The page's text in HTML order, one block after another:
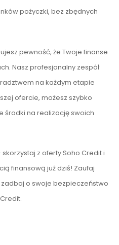
pożyczki, bez zbędnych
pewność, że Twoje finanse
Nasz profesjonalny zespół
na każdym etapie
ofercie, możesz szybko
środki na realizację swoich
skorzystaj z oferty Soho Credit i
finansową już dziś! Zaufaj
o swoje bezpieczeństwo